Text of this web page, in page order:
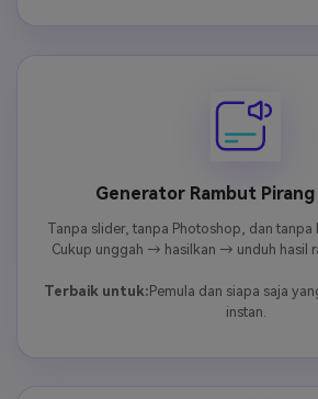
Generator Rambut
Tanpa slider, tanpa Photoshop, dan tanpa
Cukup unggah → hasilkan → unduh hasil
Terbaik untuk:Pemula dan siapa saja
instan.